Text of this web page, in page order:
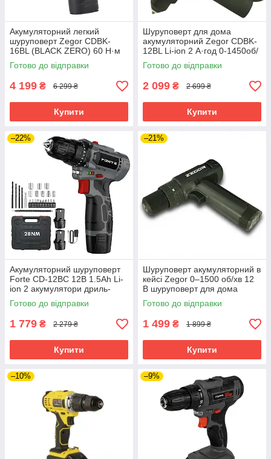
Акумуляторний легкий
шуруповерт Zegor CDBK-
16BL (BLACK ZERO) 60 Н·м
1000 об/хв компактний
шуруповерт акумуляторний в
Готово до відправки
4 199 ₴ 6 299 ₴
Купити
Шуруповерт для дома
акумуляторний Zegor CDBK-
12BL Li-ion 2 А·год 0-1450об/
хв акумуляторний
шурупокрут бездротовий
Готово до відправки
2 099 ₴ 2 699 ₴
Купити
–22%
Акумуляторний шуруповерт
Forte CD-12BC 12В 1.5Аh Li-
ion 2 акумулятори дриль-
шуруповерт у кейсі
Готово до відправки
1 779 ₴ 2 279 ₴
Купити
–21%
Шуруповерт акумуляторний в
кейсі Zegor 0–1500 об/хв 12
В шуруповерт для дома
акумуляторний бездротовий
шуруповерт
Готово до відправки
1 499 ₴ 1 899 ₴
Купити
–10% –9%